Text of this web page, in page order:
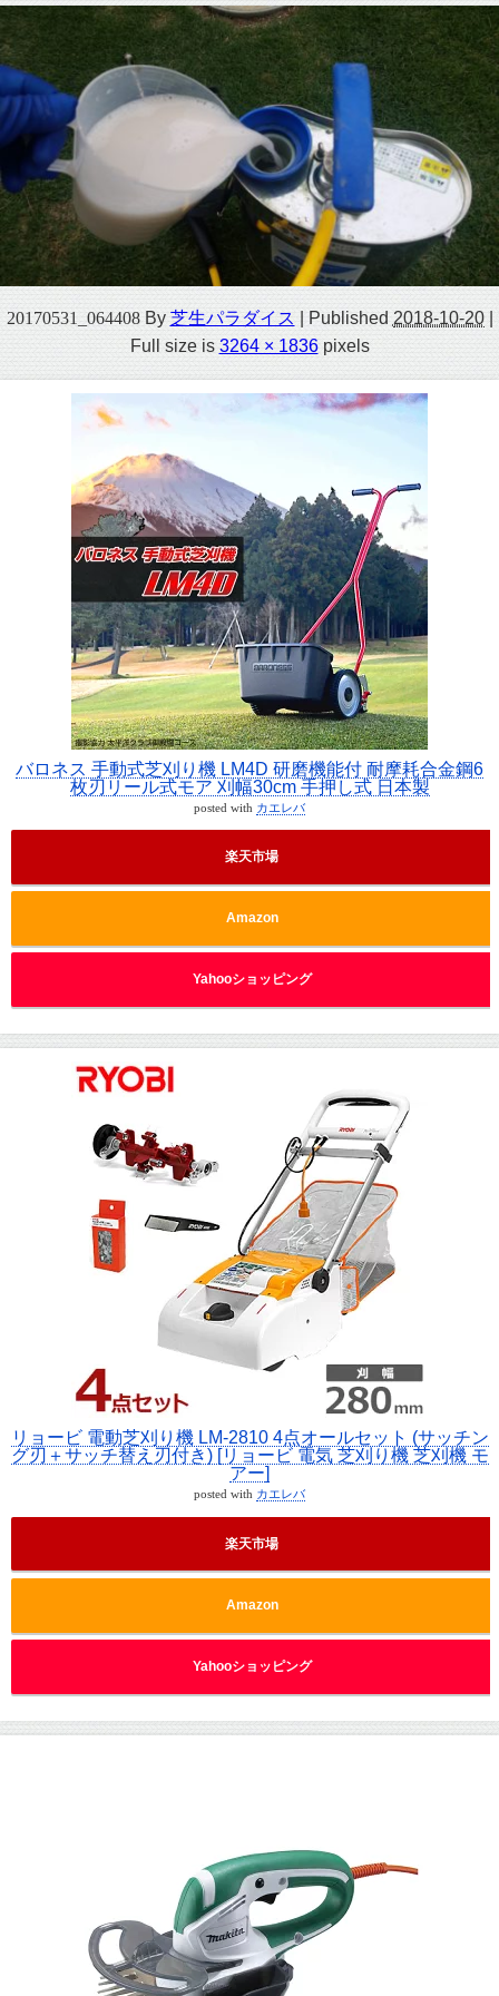
20170531_064408 By 芝生パラダイス Published 2018-10-20
Full size is 3264 × 1836pixels
バロネス 手動式芝刈り機 LM4D 研磨機能付 耐摩耗合金鋼6
枚刃リール式モア 刈幅30cm 手押し式 日本製
posted with カエレバ
楽天市場
Amazon
Yahooショッピング
リョービ 電動芝刈り機 LM-2810 4点オールセット (サッチン
グ刃＋サッチ替え刃付き) [リョービ 電気 芝刈り機 芝刈機 モ
アー]
posted with カエレバ
楽天市場
Amazon
Yahooショッピング